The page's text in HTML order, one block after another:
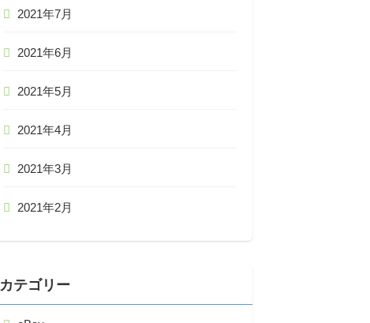
2021年7月
2021年6月
2021年5月
2021年4月
2021年3月
2021年2月
カテゴリー